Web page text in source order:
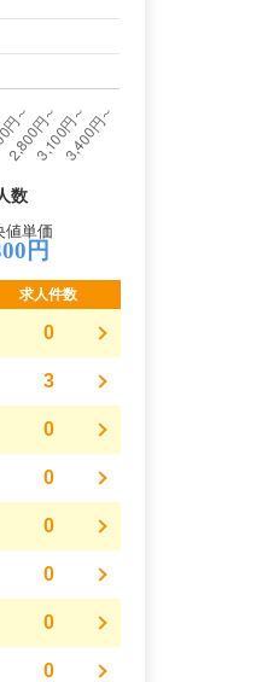
数
値単価
円
求人件数
0
3
0
0
0
0
0
0